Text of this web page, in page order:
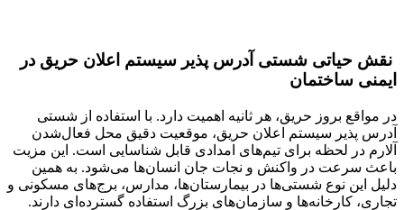
نقش حیاتی شستی آدرس پذیر سیستم اعلان حریق در
ایمنی ساختمان
در مواقع بروز حریق، هر ثانیه اهمیت دارد. با استفاده از شستی
آدرس پذیر سیستم اعلان حریق، موقعیت دقیق محل فعال‌شدن
آلارم در لحظه برای تیم‌های امدادی قابل شناسایی است. این مزیت
باعث سرعت در واکنش و نجات جان انسان‌ها می‌شود. به همین
دلیل این نوع شستی‌ها در بیمارستان‌ها، مدارس، برج‌های مسکونی و
تجاری، کارخانه‌ها و سازمان‌های بزرگ استفاده گسترده‌ای دارند.